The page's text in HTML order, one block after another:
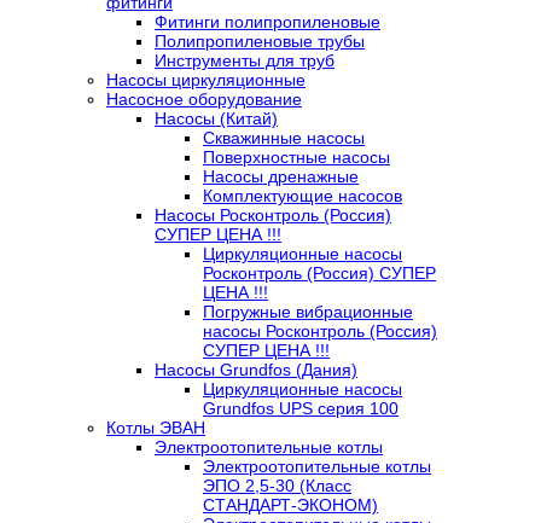
Фитинги полипропиленовые
Полипропиленовые трубы
Инструменты для труб
Насосы циркуляционные
Насосное оборудование
Насосы (Китай)
Скважинные насосы
Поверхностные насосы
Насосы дренажные
Комплектующие насосов
Насосы Росконтроль (Россия)
СУПЕР ЦЕНА !!!
Циркуляционные насосы
Росконтроль (Россия) СУПЕР
ЦЕНА !!!
Погружные вибрационные
насосы Росконтроль (Россия)
СУПЕР ЦЕНА !!!
Насосы Grundfos (Дания)
Циркуляционные насосы
Grundfos UPS серия 100
Котлы ЭВАН
Электроотопительные котлы
Электроотопительные котлы
ЭПО 2,5-30 (Класс
СТАНДАРТ-ЭКОНОМ)